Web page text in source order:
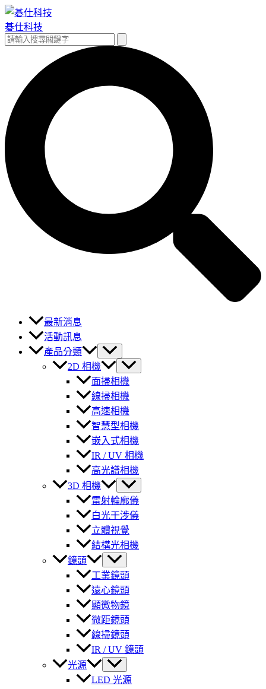
跳
至
主
碁仕科技
搜
最新消息
活動訊息
產品分類
2D 相機
面掃相機
線掃相機
高速相機
智慧型相機
嵌入式相機
IR / UV 相機
高光譜相機
3D 相機
雷射輪廓儀
白光干涉儀
立體視覺
結構光相機
鏡頭
工業鏡頭
遠心鏡頭
顯微物鏡
微距鏡頭
線掃鏡頭
IR / UV 鏡頭
光源
LED 光源